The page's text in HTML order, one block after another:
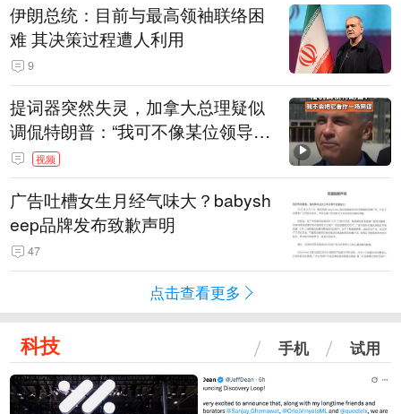
伊朗总统：目前与最高领袖联络困
难 其决策过程遭人利用
9
提词器突然失灵，加拿大总理疑似
调侃特朗普：“我可不像某位领导
人，把这当成一场阴谋”，全场哄笑
视频
广告吐槽女生月经气味大？babysh
eep品牌发布致歉声明
47
点击查看更多
科技 手机 试用